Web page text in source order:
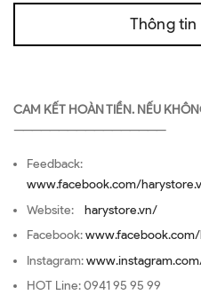
Thông tin
CAM KẾT HOÀN TIỀN. NẾU
—————————————————
Feedback:
www.facebook.com/
Website: harystore.vn/
Facebook:
Instagram:
HOT Line: 0941 95 95 99